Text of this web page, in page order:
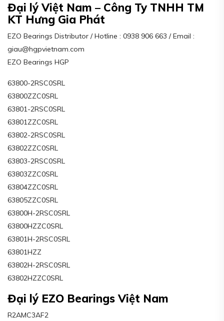
Đại lý Việt Nam – Công Ty TNHH TM
KT Hưng Gia Phát
EZO Bearings Distributor / Hotline : 0938 906 663 / Email :
giau@hgpvietnam.com
EZO Bearings HGP
63800-2RSC0SRL
63800ZZC0SRL
63801-2RSC0SRL
63801ZZC0SRL
63802-2RSC0SRL
63802ZZC0SRL
63803-2RSC0SRL
63803ZZC0SRL
63804ZZC0SRL
63805ZZC0SRL
63800H-2RSC0SRL
63800HZZC0SRL
63801H-2RSC0SRL
63801HZZ
63802H-2RSC0SRL
63802HZZC0SRL
Đại lý EZO Bearings Việt Nam
R2AMC3AF2